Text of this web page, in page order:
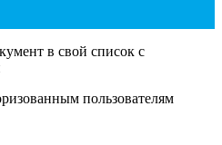
в свой список с
пользователям